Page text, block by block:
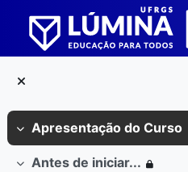
Ir para o conteúdo principal
Contrair
Apresentação do Curso
Antes de iniciar...